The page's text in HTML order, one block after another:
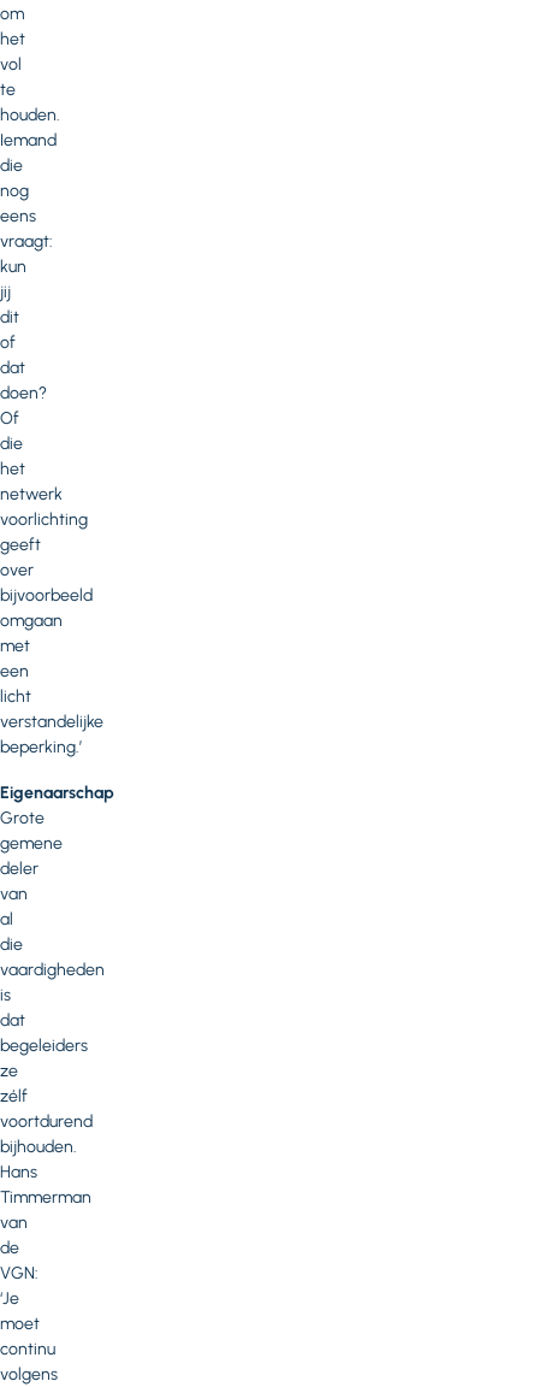
om
het
vol
te
houden.
Iemand
die
nog
eens
vraagt:
kun
jij
dit
of
dat
doen?
Of
die
het
netwerk
voorlichting
geeft
over
bijvoorbeeld
omgaan
met
een
licht
verstandelijke
beperking.’
Eigenaarschap
Grote
gemene
deler
van
al
die
vaardigheden
is
dat
begeleiders
ze
zélf
voortdurend
bijhouden.
Hans
Timmerman
van
de
VGN:
‘Je
moet
continu
volgens